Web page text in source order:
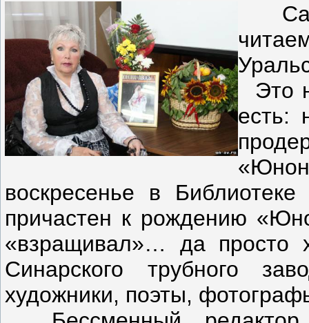
Это
есть:
воскресенье в
причастен к рождению
«взращивал»… да просто
Синарского трубного
художники, поэты,